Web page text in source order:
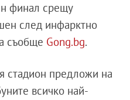
финал срещу
след инфарктно
съобще Gong.bg.
стадион предложи на
всичко най-